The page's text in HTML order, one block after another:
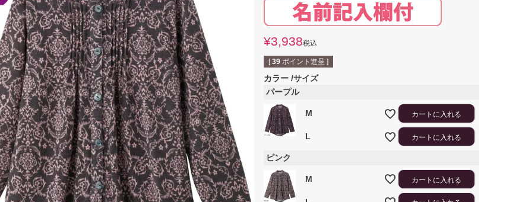
¥3,938税込
[ 39 ポイント進呈 ]
カラー サイズ
パープル
M カートに入れる
L カートに入れる
ピンク
M カートに入れる